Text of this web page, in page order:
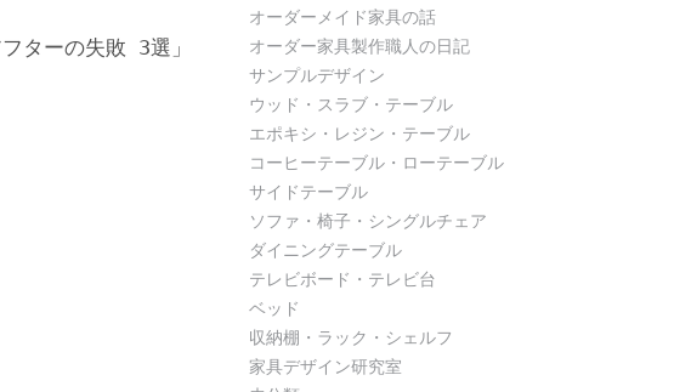
ターの失敗 3選」
オーダーメイド家具の話
オーダー家具製作職人の日記
サンプルデザイン
ウッド・スラブ・テーブル
エポキシ・レジン・テーブル
コーヒーテーブル・ローテーブル
サイドテーブル
ソファ・椅子・シングルチェア
ダイニングテーブル
テレビボード・テレビ台
ベッド
収納棚・ラック・シェルフ
家具デザイン研究室